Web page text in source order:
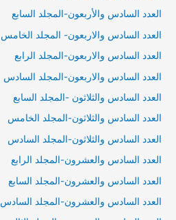
العدد السادس والأربعون-المجلد السابع
العدد السادس والاربعون- المجلد الخامس
العدد السادس والاربعون-المجلد الرابع
العدد السادس والاربعون-المجلد السادس
العدد السادس والثلاثون -المجلد السابع
العدد السادس والثلاثون-المجلد الخامس
العدد السادس والثلاثون-المجلد السادس
العدد السادس والعشرون-المجلد الرابع
العدد السادس والعشرون-المجلد السابع
العدد السادس والعشرون-المجلد السادس